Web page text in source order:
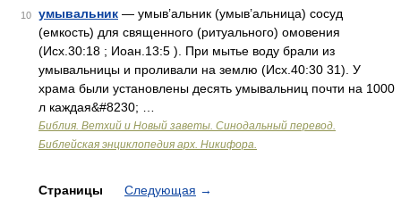
10 умывальник — умыв’альник (умыв’альница) сосуд
(емкость) для священного (ритуального) омовения
(Исх.30:18 ; Иоан.13:5 ). При мытье воду брали из
умывальницы и проливали на землю (Исх.40:30 31). У
храма были установлены десять умывальниц почти на 1000
л каждая&#8230; …
Библия. Ветхий и Новый заветы. Синодальный перевод.
Библейская энциклопедия арх. Никифора.
Страницы Следующая →